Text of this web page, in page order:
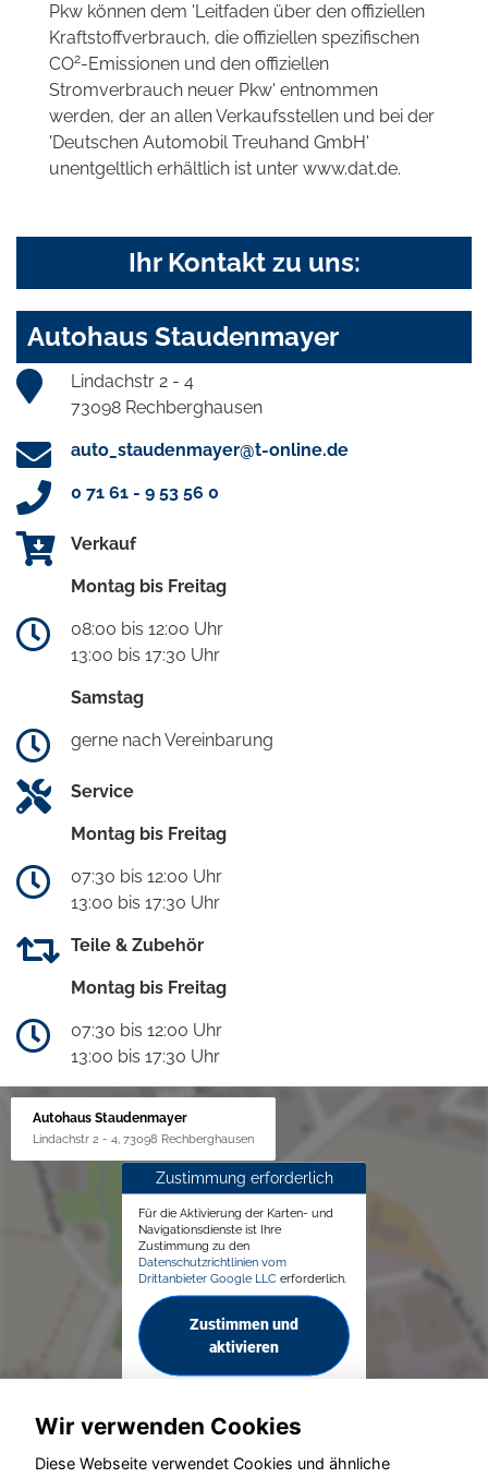
Pkw können dem 'Leitfaden über den offiziellen
Kraftstoffverbrauch, die offiziellen spezifischen
CO2-Emissionen und den offiziellen
Stromverbrauch neuer Pkw' entnommen
werden, der an allen Verkaufsstellen und bei der
'Deutschen Automobil Treuhand GmbH'
unentgeltlich erhältlich ist unter www.dat.de.
Ihr Kontakt zu uns:
Autohaus Staudenmayer
Lindachstr 2 - 4
73098 Rechberghausen
auto_staudenmayer@t-online.de
0 71 61 - 9 53 56 0
Verkauf
Montag bis Freitag
08:00 bis 12:00 Uhr
13:00 bis 17:30 Uhr
Samstag
gerne nach Vereinbarung
Service
Montag bis Freitag
07:30 bis 12:00 Uhr
13:00 bis 17:30 Uhr
Teile & Zubehör
Montag bis Freitag
07:30 bis 12:00 Uhr
13:00 bis 17:30 Uhr
Autohaus Staudenmayer
Lindachstr 2 - 4, 73098 Rechberghausen
Zustimmung erforderlich
Für die Aktivierung der Karten- und
Navigationsdienste ist Ihre
Zustimmung zu den
Datenschutzrichtlinien vom
Drittanbieter Google LLC erforderlich.
Zustimmen und
aktivieren
Wir verwenden Cookies
Diese Webseite verwendet Cookies und ähnliche